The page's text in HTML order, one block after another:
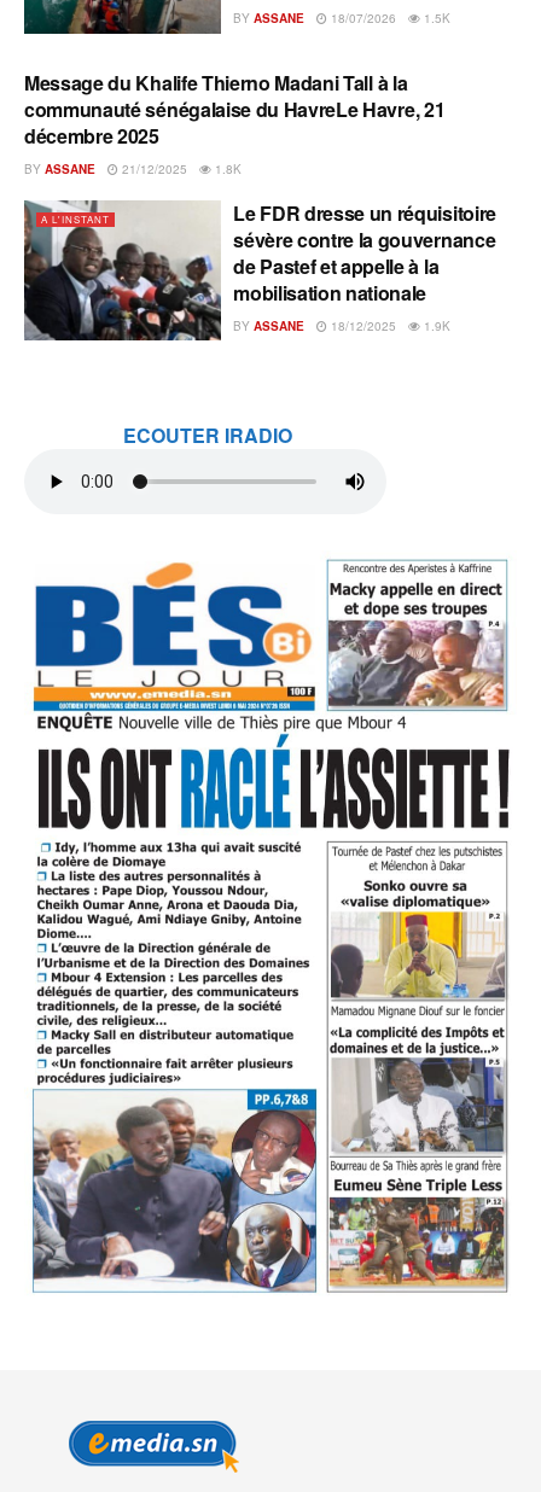
BY ASSANE 18/07/2026 1.5K
A L'INSTANT
Message du Khalife Thierno Madani Tall à la
communauté sénégalaise du HavreLe Havre, 21
décembre 2025
BY ASSANE 21/12/2025 1.8K
A L'INSTANT
Le FDR dresse un réquisitoire
sévère contre la gouvernance
de Pastef et appelle à la
mobilisation nationale
BY ASSANE 18/12/2025 1.9K
ECOUTER IRADIO